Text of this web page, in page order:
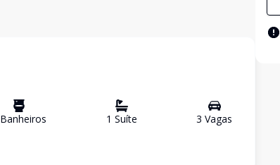
Banheiros 1 Suíte 3 Vagas